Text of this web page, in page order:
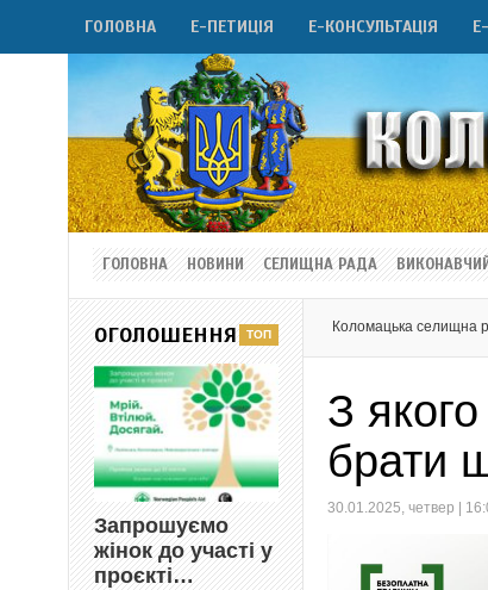
ГОЛОВНА Е-ПЕТИЦІЯ Е-КОНСУЛЬТАЦІЯ
ГОЛОВНА НОВИНИ СЕЛИЩНА РАДА
Коломацька селищна
З
брати
30.01.2025, четвер |
ОГОЛОШЕННЯ
Запрошуємо
жінок до участі у
проєкті…